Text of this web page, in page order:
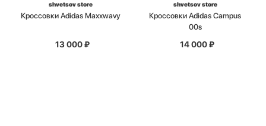
shvetsov store
Кроссовки Adidas Maxxwavy
13 000₽
shvetsov store
Кроссовки Adidas Campus
00s
14 000₽